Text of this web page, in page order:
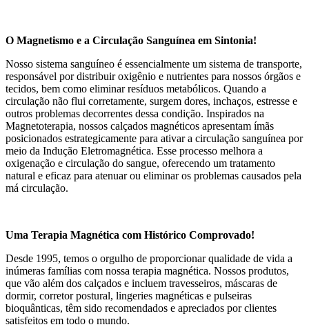
O Magnetismo e a Circulação Sanguínea em Sintonia!
Nosso sistema sanguíneo é essencialmente um sistema de transporte,
responsável por distribuir oxigênio e nutrientes para nossos órgãos e
tecidos, bem como eliminar resíduos metabólicos. Quando a
circulação não flui corretamente, surgem dores, inchaços, estresse e
outros problemas decorrentes dessa condição. Inspirados na
Magnetoterapia, nossos calçados magnéticos apresentam ímãs
posicionados estrategicamente para ativar a circulação sanguínea por
meio da Indução Eletromagnética. Esse processo melhora a
oxigenação e circulação do sangue, oferecendo um tratamento
natural e eficaz para atenuar ou eliminar os problemas causados pela
má circulação.
Uma Terapia Magnética com Histórico Comprovado!
Desde 1995, temos o orgulho de proporcionar qualidade de vida a
inúmeras famílias com nossa terapia magnética. Nossos produtos,
que vão além dos calçados e incluem travesseiros, máscaras de
dormir, corretor postural, lingeries magnéticas e pulseiras
bioquânticas, têm sido recomendados e apreciados por clientes
satisfeitos em todo o mundo.